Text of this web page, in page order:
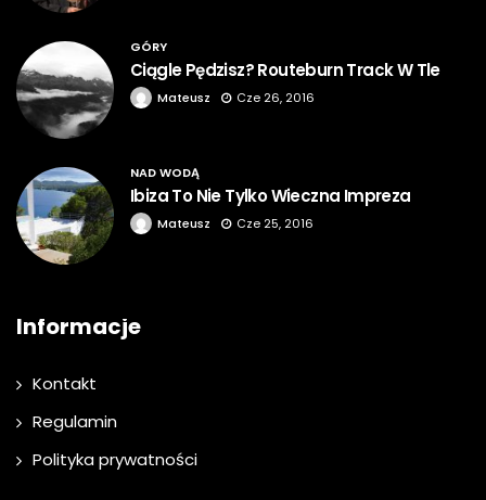
GÓRY
Ciągle Pędzisz? Routeburn Track W Tle
Mateusz Cze 26, 2016
NAD WODĄ
Ibiza To Nie Tylko Wieczna Impreza
Mateusz Cze 25, 2016
Informacje
Kontakt
Regulamin
Polityka prywatności